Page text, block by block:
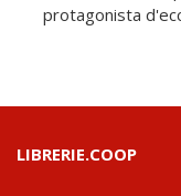
protagonista
LIBRERIE.COOP